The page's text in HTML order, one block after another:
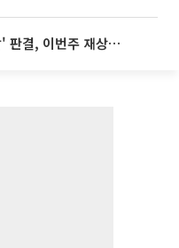
최태원·노소영 '9440억 분할' 판결, 이번주 재상고 여부 주목